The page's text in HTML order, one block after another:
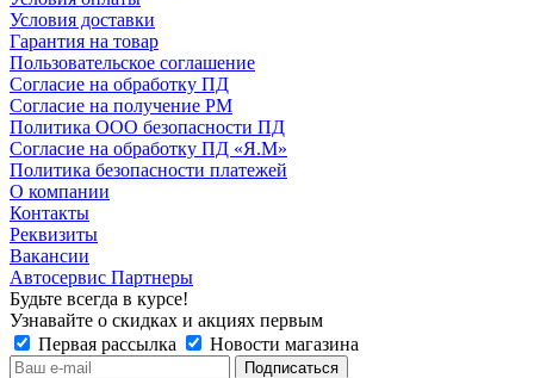
Условия доставки
Гарантия на товар
Пользовательское соглашение
Согласие на обработку ПД
Согласие на получение РМ
Политика ООО безопасности ПД
Согласие на обработку ПД «Я.М»
Политика безопасности платежей
О компании
Контакты
Реквизиты
Вакансии
Автосервис Партнеры
Будьте всегда в курсе!
Узнавайте о скидках и акциях первым
Первая рассылка
Новости магазина